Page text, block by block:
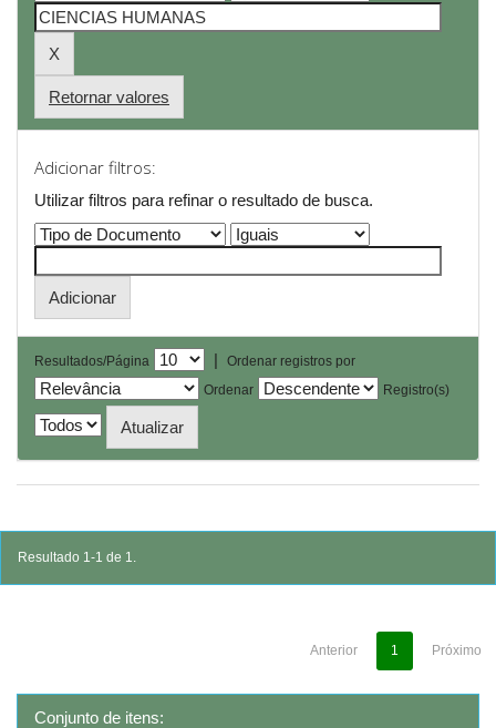
Retornar valores
Adicionar filtros:
Utilizar filtros para refinar o resultado de busca.
Resultados/Página |
Ordenar registros por
Ordenar
Registro(s)
Resultado 1-1 de 1.
Anterior 1 Próximo
Conjunto de itens: